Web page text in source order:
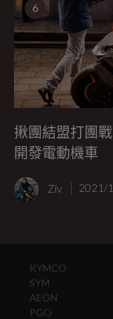
6
揪團結盟打團
開發電動機車
Ziv 2021/
KYMCO
SYM
AEON
PGO